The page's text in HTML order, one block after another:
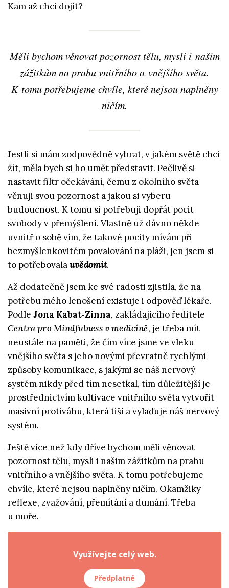
Kam až chci dojít?
Měli bychom věnovat pozornost tělu, mysli i našim
zážitkům na prahu vnitřního a vnějšího světa.
K tomu potřebujeme chvíle, které nejsou naplněny
ničím.
Jestli si mám zodpovědně vybrat, v jakém světě chci
žít, měla bych si ho umět představit. Pečlivě si
nastavit filtr očekávání, čemu z okolního světa
věnuji svou pozornost a jakou si vyberu
budoucnost. K tomu si potřebuji dopřát pocit
svobody v přemýšlení. Vlastně už dávno někde
uvnitř o sobě vím, že takové pocity mívám při
bezmyšlenkovitém povalování na pláži, jen jsem si
to potřebovalauvědomit.
Až dodatečně jsem ke své radosti zjistila, že na
potřebu mého lenošení existuje i odpověď lékaře.
Podle Jona Kabat‑Zinna, zakládajícího ředitele
Centra pro Mindfulness v medicíně, je třeba mít
neustále na paměti, že čím více jsme ve vleku
vnějšího světa s jeho novými převratně rychlými
způsoby komunikace, s jakými se náš nervový
systém nikdy před tím nesetkal, tím důležitější je
prostřednictvím kultivace vnitřního světa vytvořit
masivní protiváhu, která tiší a vylaďuje náš nervový
systém.
Ještě více než kdy dříve bychom měli věnovat
pozornost tělu, mysli i našim zážitkům na prahu
vnitřního a vnějšího světa. K tomu potřebujeme
chvíle, které nejsou naplněny ničím. Okamžiky
reflexe, zvažování, přemítání a dumání. Třeba
u moře.
Využívejte celý web.
Předplatné